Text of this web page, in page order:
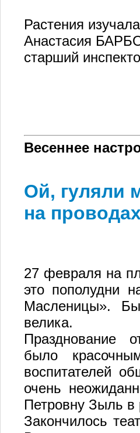
Растения изучала
Анастасия
старший
Весеннее
Ой, гуляли
на
27 февраля на
это пополудни
Масленицы».
велика.
Празднование
было
воспитателей
очень
Петровну Зыль в
Закончилось